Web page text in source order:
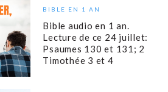
BIBLE EN 1 AN
Bible audio en 1 an.
Lecture de ce 24 juillet:
Psaumes 130 et 131; 2
Timothée 3 et 4